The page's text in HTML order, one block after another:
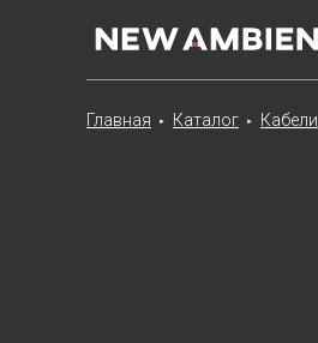
Главная ► Каталог ► Кабели